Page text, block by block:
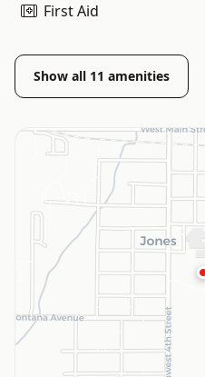
First Aid
Show all 11 amenities